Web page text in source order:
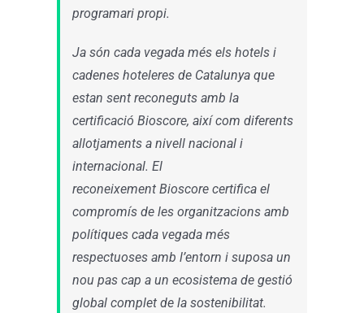
programari propi.
Ja són cada vegada més els hotels i
cadenes hoteleres de Catalunya que
estan sent reconeguts amb la
certificació Bioscore, així com diferents
allotjaments a nivell nacional i
internacional. El
reconeixement Bioscore certifica el
compromís de les organitzacions amb
polítiques cada vegada més
respectuoses amb l’entorn i suposa un
nou pas cap a un ecosistema de gestió
global complet de la sostenibilitat.